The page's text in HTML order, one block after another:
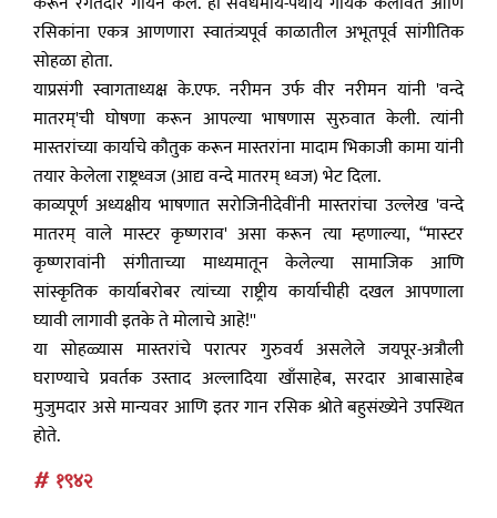
रसिकांना एकत्र आणणारा स्वातंत्र्यपूर्व काळातील अभूतपूर्व सांगीतिक
सोहळा होता.
याप्रसंगी स्वागताध्यक्ष के.एफ. नरीमन उर्फ वीर नरीमन यांनी 'वन्दे
मातरम्'ची घोषणा करून आपल्या भाषणास सुरुवात केली. त्यांनी
मास्तरांच्या कार्याचे कौतुक करून मास्तरांना मादाम भिकाजी कामा यांनी
तयार केलेला राष्ट्रध्वज (आद्य वन्दे मातरम् ध्वज) भेट दिला.
काव्यपूर्ण अध्यक्षीय भाषणात सरोजिनीदेवींनी मास्तरांचा उल्लेख 'वन्दे
मातरम् वाले मास्टर कृष्णराव' असा करून त्या म्हणाल्या, “मास्टर
कृष्णरावांनी संगीताच्या माध्यमातून केलेल्या सामाजिक आणि
सांस्कृतिक कार्याबरोबर त्यांच्या राष्ट्रीय कार्याचीही दखल आपणाला
घ्यावी लागावी इतके ते मोलाचे आहे!''
या सोहळ्यास मास्तरांचे परात्पर गुरुवर्य असलेले जयपूर-अत्रौली
घराण्याचे प्रवर्तक उस्ताद अल्लादिया खाँसाहेब, सरदार आबासाहेब
मुजुमदार असे मान्यवर आणि इतर गान रसिक श्रोते बहुसंख्येने उपस्थित
होते.
# १९४२